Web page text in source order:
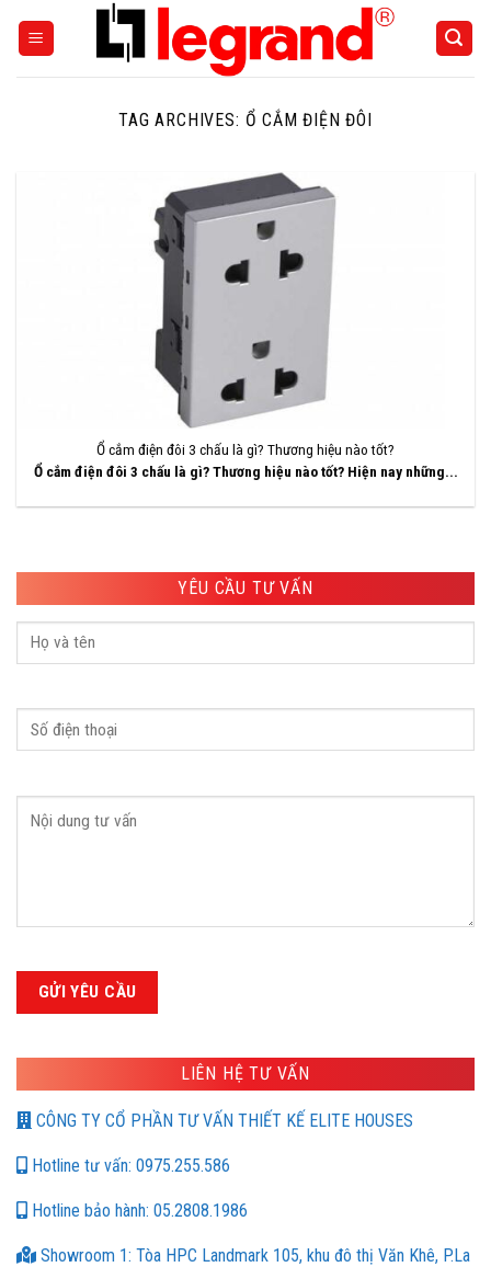
TAG ARCHIVES: Ổ CẮM ĐIỆN ĐÔI
Ổ cắm điện đôi 3 chấu là gì? Thương hiệu nào tốt?
Ổ cắm điện đôi 3 chấu là gì? Thương hiệu nào tốt? Hiện nay những...
YÊU CẦU TƯ VẤN
LIÊN HỆ TƯ VẤN
CÔNG TY CỔ PHẦN TƯ VẤN THIẾT KẾ ELITE HOUSES
Hotline tư vấn: 0975.255.586
Hotline bảo hành: 05.2808.1986
Showroom 1: Tòa HPC Landmark 105, khu đô thị Văn Khê, P.La